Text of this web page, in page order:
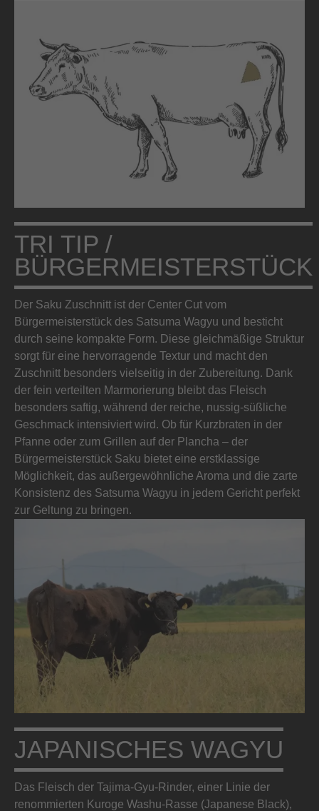
TRI TIP /
BÜRGERMEISTERSTÜCK
Der Saku Zuschnitt ist der Center Cut vom
Bürgermeisterstück des Satsuma Wagyu und besticht
durch seine kompakte Form. Diese gleichmäßige Struktur
sorgt für eine hervorragende Textur und macht den
Zuschnitt besonders vielseitig in der Zubereitung. Dank
der fein verteilten Marmorierung bleibt das Fleisch
besonders saftig, während der reiche, nussig-süßliche
Geschmack intensiviert wird. Ob für Kurzbraten in der
Pfanne oder zum Grillen auf der Plancha – der
Bürgermeisterstück Saku bietet eine erstklassige
Möglichkeit, das außergewöhnliche Aroma und die zarte
Konsistenz des Satsuma Wagyu in jedem Gericht perfekt
zur Geltung zu bringen.
JAPANISCHES WAGYU
Das Fleisch der Tajima-Gyu-Rinder, einer Linie der
renommierten Kuroge Washu-Rasse (Japanese Black),